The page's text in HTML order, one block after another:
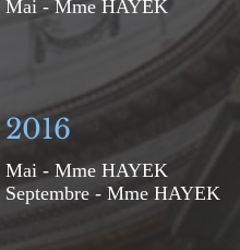
Mai - Mme HAYEK
2016
Mai - Mme HAYEK
Septembre - Mme HAYEK